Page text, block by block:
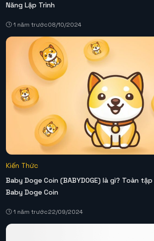
Năng Lập Trình
1 năm trước08/10/2024
Kiến Thức
Baby Doge Coin (BABYDOGE) là gì? Toàn
Baby Doge Coin
1 năm trước22/09/2024